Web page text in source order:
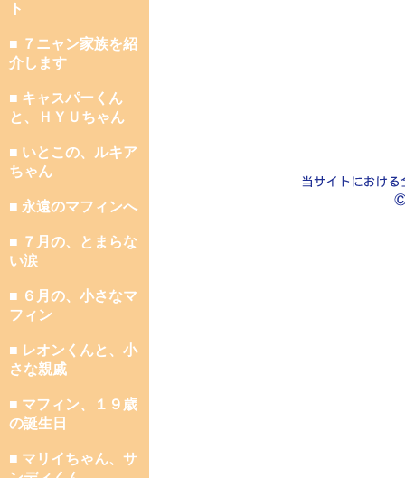
ト
■ ７ニャン家族を紹
介します
■ キャスパーくん
と、ＨＹＵちゃん
■ いとこの、ルキア
ちゃん
■ 永遠のマフィンへ
■ ７月の、とまらな
い涙
■ ６月の、小さなマ
フィン
■ レオンくんと、小
さな親戚
■ マフィン、１９歳
の誕生日
■ マリイちゃん、サ